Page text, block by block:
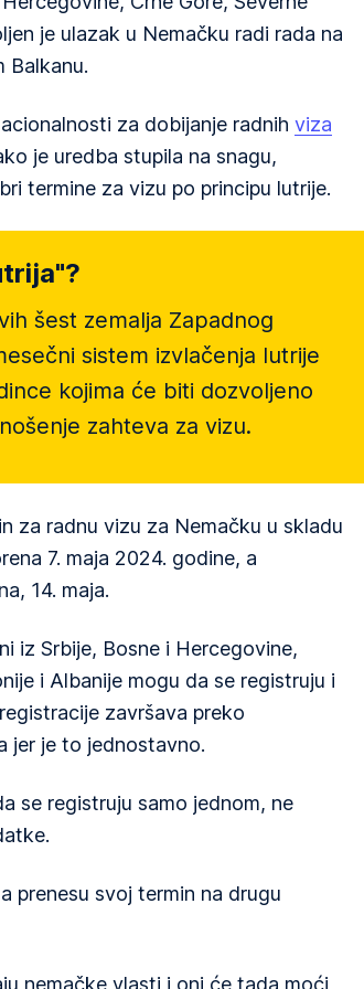
je ulazak u Nemačku radi rada na
Balkanu.
za dobijanje radnih viza
je uredba stupila na snagu,
termine za vizu po principu lutrije.
šest zemalja Zapadnog
sistem izvlačenja lutrije
kojima će biti dozvoljeno
zahteva za vizu.
za radnu vizu za Nemačku u skladu
7. maja 2024. godine, a
14. maja.
iz Srbije, Bosne i Hercegovine,
i Albanije mogu da se registruju i
završava preko
jer je to jednostavno.
se registruju samo jednom, ne
prenesu svoj termin na drugu
nemačke vlasti i oni će tada moći